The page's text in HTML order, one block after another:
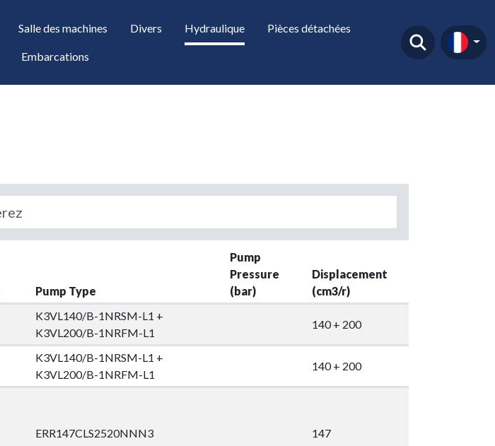
Salle des machines Divers Hydraulique Pièces détachées
Embarcations
Pump Type
Pump
Pressure
(bar)
Displacement
(cm3/r)
K3VL140/B-1NRSM-L1 +
K3VL200/B-1NRFM-L1
140 + 200
K3VL140/B-1NRSM-L1 +
K3VL200/B-1NRFM-L1
140 + 200
ERR147CLS2520NNN3 147